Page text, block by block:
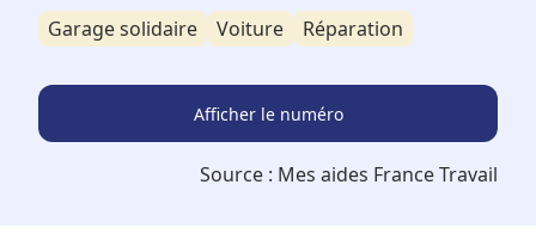
Garage solidaire
Voiture Réparation
Afficher le numéro
Source : Mes aides France Travail